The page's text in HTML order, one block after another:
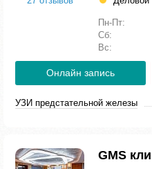
Пн-Пт:
Сб:
Вс:
Онлайн запись
УЗИ предстательной железы
GMS